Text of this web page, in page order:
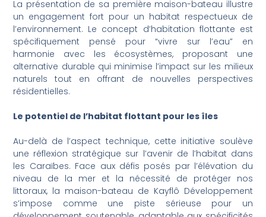
La présentation de sa première maison-bateau illustre
un engagement fort pour un habitat respectueux de
l’environnement. Le concept d’habitation flottante est
spécifiquement pensé pour “vivre sur l’eau” en
harmonie avec les écosystèmes, proposant une
alternative durable qui minimise l’impact sur les milieux
naturels tout en offrant de nouvelles perspectives
résidentielles.
Le potentiel de l’habitat flottant pour les îles
Au-delà de l’aspect technique, cette initiative soulève
une réflexion stratégique sur l’avenir de l’habitat dans
les Caraïbes. Face aux défis posés par l’élévation du
niveau de la mer et la nécessité de protéger nos
littoraux, la maison-bateau de Kayflô Développement
s’impose comme une piste sérieuse pour un